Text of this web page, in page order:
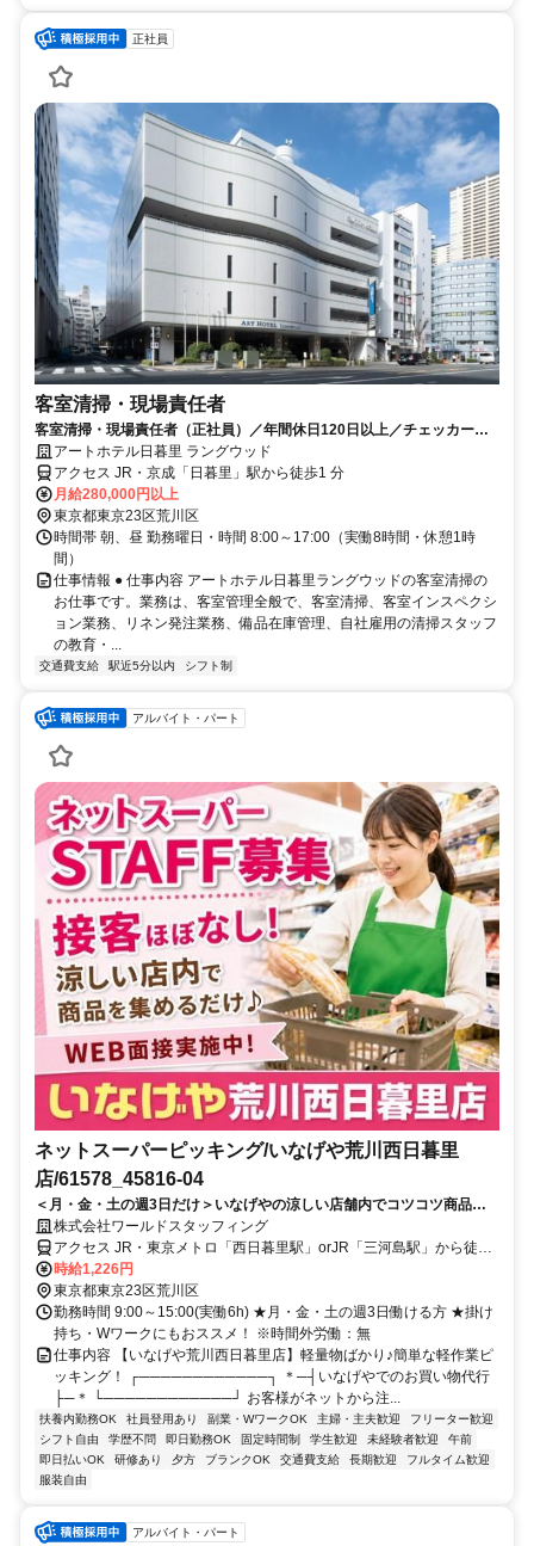
正社員
客室清掃・現場責任者
客室清掃・現場責任者（正社員）／年間休日120日以上／チェッカー経
験者アートホテル日暮里 ラングウッド
アクセス JR・京成「日暮里」駅から徒歩1 分
月給280,000円以上
東京都東京23区荒川区
時間帯 朝、昼 勤務曜日・時間 8:00～17:00（実働8時間・休憩1時
間）
仕事情報 ● 仕事内容 アートホテル日暮里ラングウッドの客室清掃の
お仕事です。業務は、客室管理全般で、客室清掃、客室インスペクシ
ョン業務、リネン発注業務、備品在庫管理、自社雇用の清掃スタッフ
の教育・...
交通費支給 駅近5分以内 シフト制
アルバイト・パート
ネットスーパーピッキング/いなげや荒川西日暮里
店/61578_45816-04
＜月・金・土の週3日だけ＞いなげやの涼しい店舗内でコツコツ商品集
め♪15時終わりで家庭とも両立しやすい！
株式会社ワールドスタッフィング
アクセス JR・東京メトロ「西日暮里駅」orJR「三河島駅」から徒歩
約5分
時給1,226円
東京都東京23区荒川区
勤務時間 9:00～15:00(実働6h) ★月・金・土の週3日働ける方 ★掛け
持ち・Wワークにもおススメ！ ※時間外労働：無
仕事内容 【いなげや荒川西日暮里店】軽量物ばかり♪簡単な軽作業ピ
ッキング！ ┌────────────┐ ＊─┤いなげやでのお買い物代行
├─＊ └────────────┘ お客様がネットから注...
扶養内勤務OK 社員登用あり 副業・WワークOK 主婦・主夫歓迎
フリーター歓迎
シフト自由
学歴不問 即日勤務OK 固定時間制 学生歓迎 未経験者歓迎
午前
即日払いOK
研修あり 夕方 ブランクOK 交通費支給 長期歓迎
フルタイム歓迎
服装自由
アルバイト・パート